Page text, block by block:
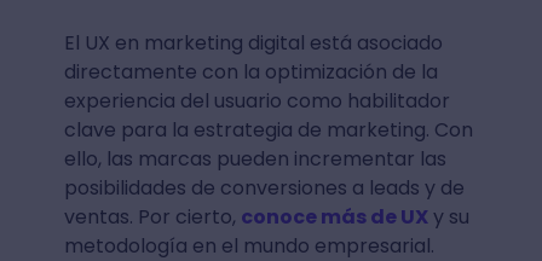
El UX en marketing digital está asociado
directamente con la optimización de la
experiencia del usuario como habilitador
clave para la estrategia de marketing. Con
ello, las marcas pueden incrementar las
posibilidades de conversiones a leads y de
ventas. Por cierto, conoce más de UXy su
metodología en el mundo empresarial.